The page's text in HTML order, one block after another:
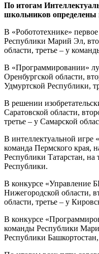
По итогам
школьников определены
В «Робототехнике»
Республики Марий Эл,
области, третье – у
В «Программировании»
Оренбургской области,
Удмуртской Республики,
В решении
Саратовской области,
третье – у Самарской
В интеллектуальной игре
команда Пермского края,
Республики Татарстан, на
Республики.
В конкурсе «Управление
Нижегородской области,
области, третье – у
В конкурсе
команды Республики
Республики